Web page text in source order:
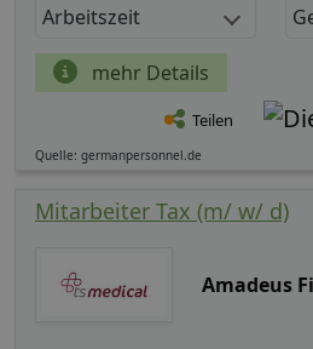
Arbeitszeit
mehr Details
Teilen
Quelle: germanpersonnel.de
Mitarbeiter Tax (m/ w/ d)
Amadeus